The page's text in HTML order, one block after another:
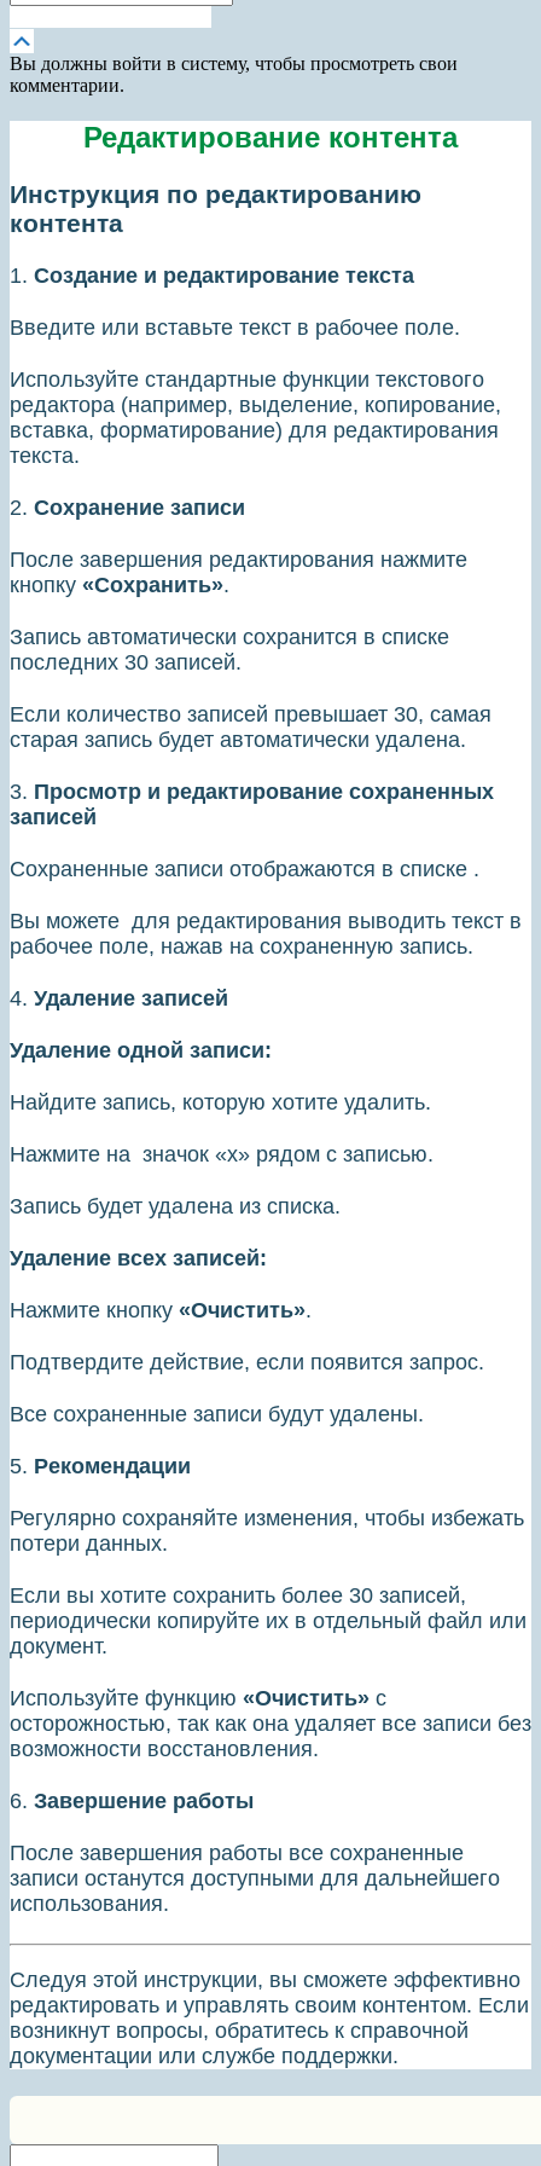
вверх
Вы должны войти в систему, чтобы просмотреть свои
комментарии.
Редактирование контента
Инструкция по редактированию
контента
1. Создание и редактирование текста
Введите или вставьте текст в рабочее поле.
Используйте стандартные функции текстового
редактора (например, выделение, копирование,
вставка, форматирование) для редактирования
текста.
2. Сохранение записи
После завершения редактирования нажмите
кнопку «Сохранить».
Запись автоматически сохранится в списке
последних 30 записей.
Если количество записей превышает 30, самая
старая запись будет автоматически удалена.
3. Просмотр и редактирование сохраненных
записей
Сохраненные записи отображаются в списке .
Вы можете для редактирования выводить текст в
рабочее поле, нажав на сохраненную запись.
4. Удаление записей
Удаление одной записи:
Найдите запись, которую хотите удалить.
Нажмите на значок «х» рядом с записью.
Запись будет удалена из списка.
Удаление всех записей:
Нажмите кнопку «Очистить».
Подтвердите действие, если появится запрос.
Все сохраненные записи будут удалены.
5. Рекомендации
Регулярно сохраняйте изменения, чтобы избежать
потери данных.
Если вы хотите сохранить более 30 записей,
периодически копируйте их в отдельный файл или
документ.
Используйте функцию «Очистить» с
осторожностью, так как она удаляет все записи без
возможности восстановления.
6. Завершение работы
После завершения работы все сохраненные
записи останутся доступными для дальнейшего
использования.
Следуя этой инструкции, вы сможете эффективно
редактировать и управлять своим контентом. Если
возникнут вопросы, обратитесь к справочной
документации или службе поддержки.